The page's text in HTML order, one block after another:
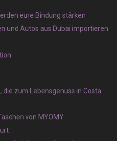
eure Bindung stärken
und Autos aus Dubai importieren
die zum Lebensgenuss in Costa
von MYOMY